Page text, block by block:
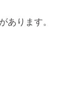
あります。